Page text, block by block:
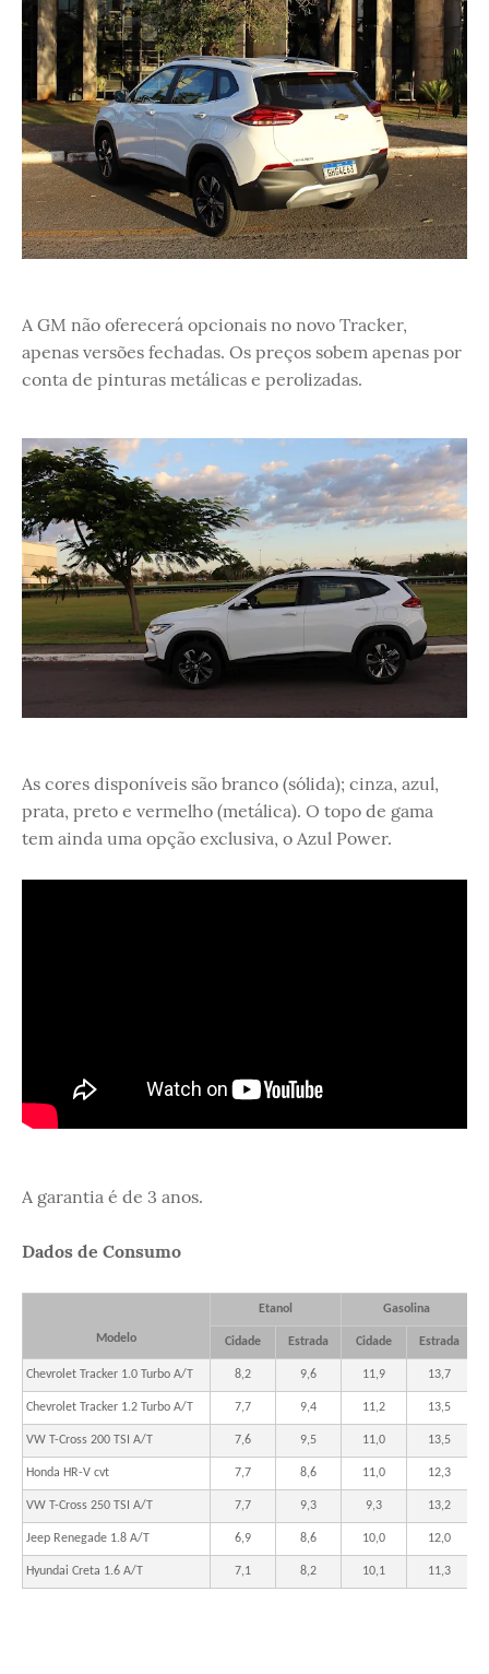
A GM não oferecerá opcionais no novo Tracker,
apenas versões fechadas. Os preços sobem apenas por
conta de pinturas metálicas e perolizadas.
As cores disponíveis são branco (sólida); cinza, azul,
prata, preto e vermelho (metálica). O topo de gama
tem ainda uma opção exclusiva, o Azul Power.
A garantia é de 3 anos.
Dados de Consumo
Modelo
Etanol Gasolina
Cidade Estrada Cidade Estrada
Chevrolet Tracker 1.0 Turbo A/T 8,2 9,6 11,9 13,7
Chevrolet Tracker 1.2 Turbo A/T 7,7 9,4 11,2 13,5
VW T-Cross 200 TSI A/T 7,6 9,5 11,0 13,5
Honda HR-V cvt 7,7 8,6 11,0 12,3
VW T-Cross 250 TSI A/T 7,7 9,3 9,3 13,2
Jeep Renegade 1.8 A/T 6,9 8,6 10,0 12,0
Hyundai Creta 1.6 A/T 7,1 8,2 10,1 11,3